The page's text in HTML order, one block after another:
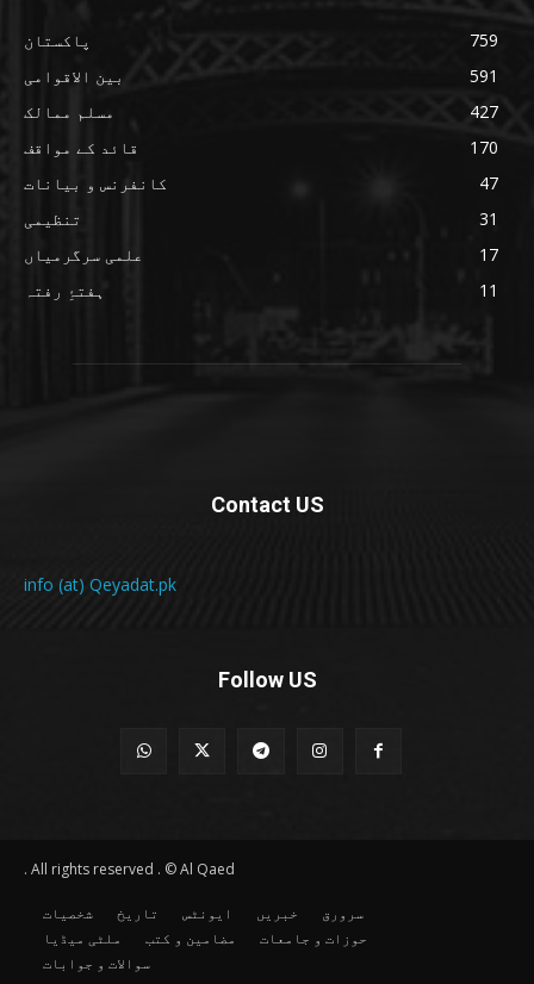
پاکستان
759
بین الاقوامی
591
مسلم ممالک
427
قائد کے مواقف
170
کانفرنس و بیانات
47
تنظیمی
31
علمی سرگرمیاں
17
ہفتۂِ رفتہ
11
Contact US
info (at) Qeyadat.pk
Follow US
All rights reserved . © Al Qaed .
سرورق خبریں ایونٹس تاریخ
شخصیات
حوزات و جامعات
مضامین و کتب
ملٹی میڈیا
سوالات و جوابات